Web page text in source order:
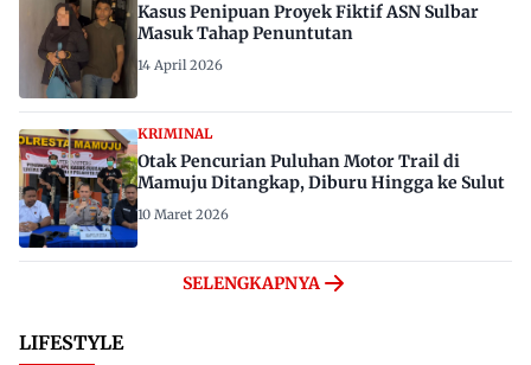
Kasus Penipuan Proyek Fiktif ASN Sulbar
Masuk Tahap Penuntutan
14 April 2026
KRIMINAL
Otak Pencurian Puluhan Motor Trail di
Mamuju Ditangkap, Diburu Hingga ke Sulut
10 Maret 2026
SELENGKAPNYA
LIFESTYLE